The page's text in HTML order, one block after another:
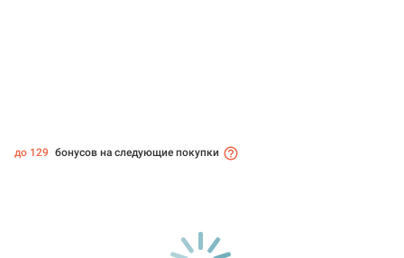
до 129 бонусов на следующие покупки